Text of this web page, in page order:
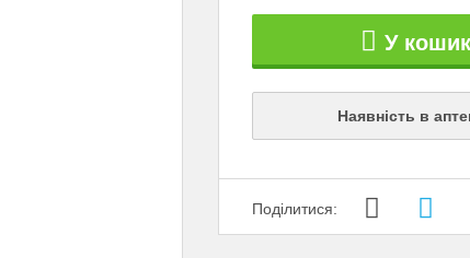
У кошик
Наявність в
Поділитися: